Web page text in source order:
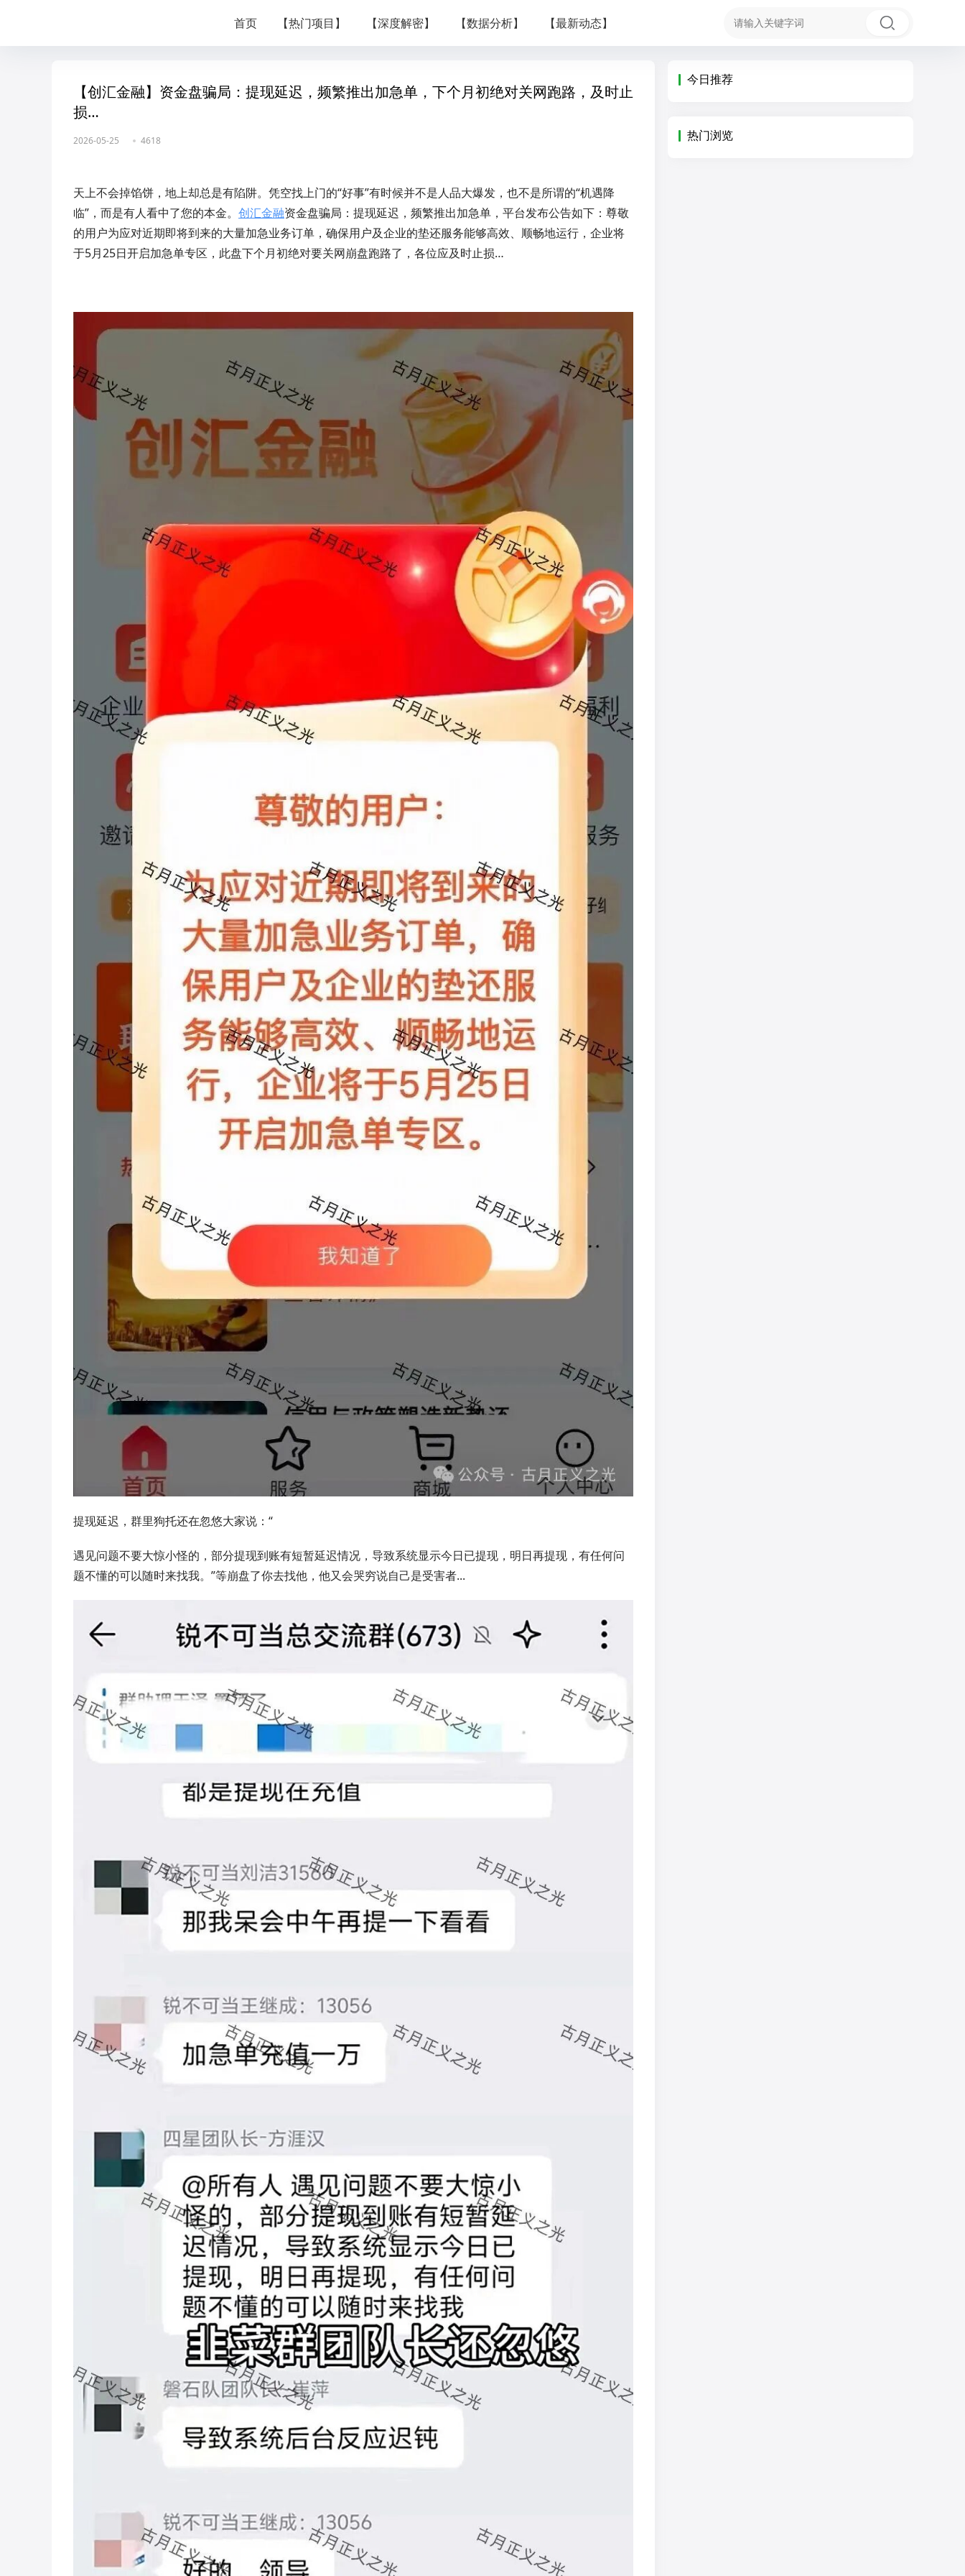
首页 【热门项目】 【深度解密】 【数据分析】 【最新动态】
【创汇金融】资金盘骗局：提现延迟，频繁推出加急单，下个月初绝对关网跑路，及时止
损…
2026-05-25 4618
天上不会掉馅饼，地上却总是有陷阱。凭空找上门的“好事”有时候并不是人品大爆发，也不是所谓的“机遇降
临”，而是有人看中了您的本金。 创汇金融资金盘骗局：提现延迟，频繁推出加急单，平台发布公告如下：尊敬
的用户为应对近期即将到来的大量加急业务订单，确保用户及企业的垫还服务能够高效、顺畅地运行，企业将
于5月25日开启加急单专区，此盘下个月初绝对要关网崩盘跑路了，各位应及时止损…
提现延迟，群里狗托还在忽悠大家说：“
遇见问题不要大惊小怪的，部分提现到账有短暂延迟情况，导致系统显示今日已提现，明日再提现，有任何问
题不懂的可以随时来找我。”等崩盘了你去找他，他又会哭穷说自己是受害者...
今日推荐
热门浏览